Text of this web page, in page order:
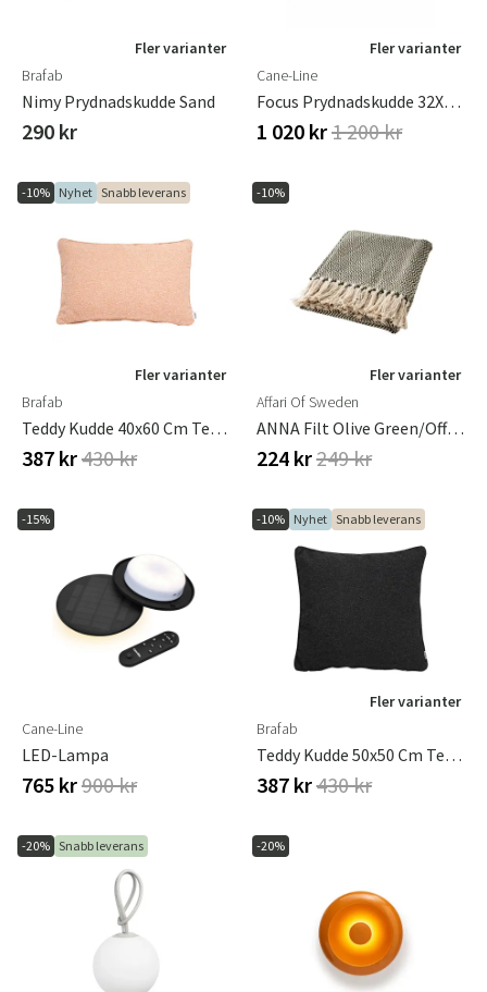
Fler varianter
Brafab
Nimy Prydnadskudde Sand
290 kr
Fler varianter
Cane-Line
Focus Prydnadskudde 32X52X12 Cm Dark Green
1 020 kr1 200 kr
-10% Nyhet Snabb leverans
Fler varianter
Brafab
Teddy Kudde 40x60 Cm Teddy Orange
387 kr430 kr
-10%
Fler varianter
Affari Of Sweden
ANNA Filt Olive Green/off White
224 kr249 kr
-15%
Cane-Line
LED-Lampa
765 kr900 kr
-10% Nyhet Snabb leverans
Fler varianter
Brafab
Teddy Kudde 50x50 Cm Teddy Black
387 kr430 kr
-20% Snabb leverans -20%